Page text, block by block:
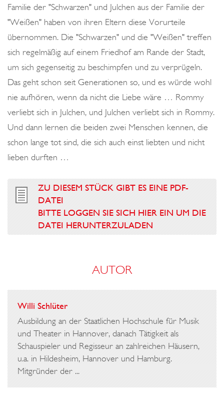
Familie der "Schwarzen" und Julchen aus der Familie der
"Weißen" haben von ihren Eltern diese Vorurteile
übernommen. Die "Schwarzen" und die "Weißen" treffen
sich regelmäßig auf einem Friedhof am Rande der Stadt,
um sich gegenseitig zu beschimpfen und zu verprügeln.
Das geht schon seit Generationen so, und es würde wohl
nie aufhören, wenn da nicht die Liebe wäre … Rommy
verliebt sich in Julchen, und Julchen verliebt sich in Rommy.
Und dann lernen die beiden zwei Menschen kennen, die
schon lange tot sind, die sich auch einst liebten und nicht
lieben durften …
ZU DIESEM STÜCK GIBT ES EINE PDF-
DATEI
BITTE LOGGEN SIE SICH HIER EIN UM DIE
DATEI HERUNTERZULADEN
AUTOR
Willi Schlüter
Ausbildung an der Staatlichen Hochschule für Musik
und Theater in Hannover, danach Tätigkeit als
Schauspieler und Regisseur an zahlreichen Häusern,
u.a. in Hildesheim, Hannover und Hamburg.
Mitgründer der ...